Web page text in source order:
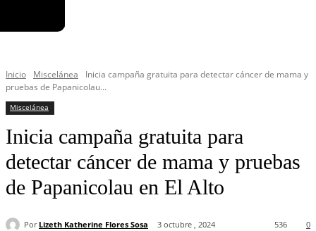
Inicio Miscelánea
Inicia campaña gratuita para detectar cáncer de mama y
pruebas de Papanicolau...
Miscelánea
Inicia campaña gratuita para
detectar cáncer de mama y pruebas
de Papanicolau en El Alto
Por Lizeth Katherine Flores Sosa 3 octubre , 2024 0
536